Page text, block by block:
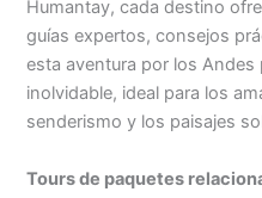
Humantay, cada destino
guías expertos, consejos
esta aventura por los Andes
inolvidable, ideal para los
senderismo y los paisajes
Tours de paquetes